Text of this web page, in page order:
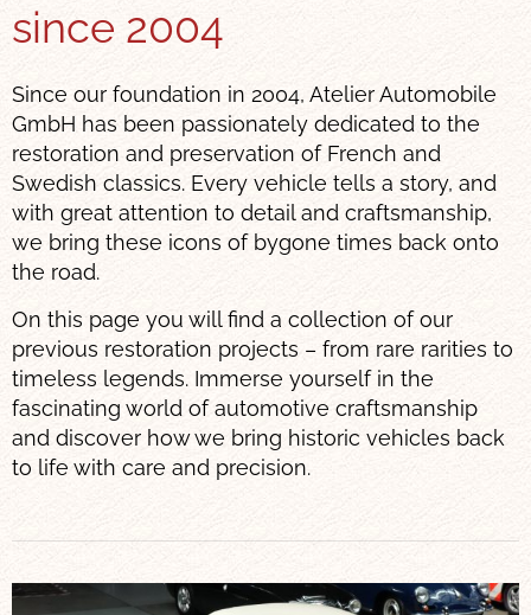
since 2004
Since our foundation in 2004, Atelier Automobile
GmbH has been passionately dedicated to the
restoration and preservation of French and
Swedish classics. Every vehicle tells a story, and
with great attention to detail and craftsmanship,
we bring these icons of bygone times back onto
the road.
On this page you will find a collection of our
previous restoration projects – from rare rarities to
timeless legends. Immerse yourself in the
fascinating world of automotive craftsmanship
and discover how we bring historic vehicles back
to life with care and precision.